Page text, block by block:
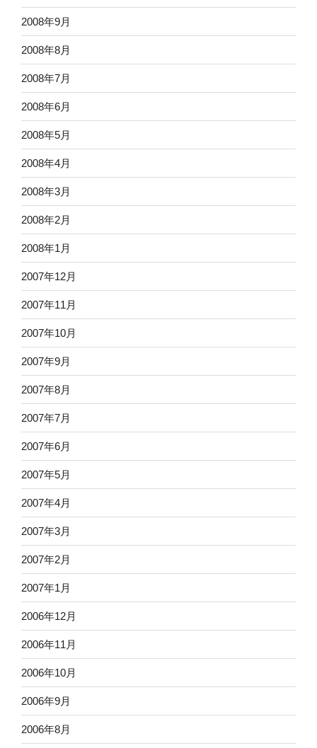
2008年9月
2008年8月
2008年7月
2008年6月
2008年5月
2008年4月
2008年3月
2008年2月
2008年1月
2007年12月
2007年11月
2007年10月
2007年9月
2007年8月
2007年7月
2007年6月
2007年5月
2007年4月
2007年3月
2007年2月
2007年1月
2006年12月
2006年11月
2006年10月
2006年9月
2006年8月